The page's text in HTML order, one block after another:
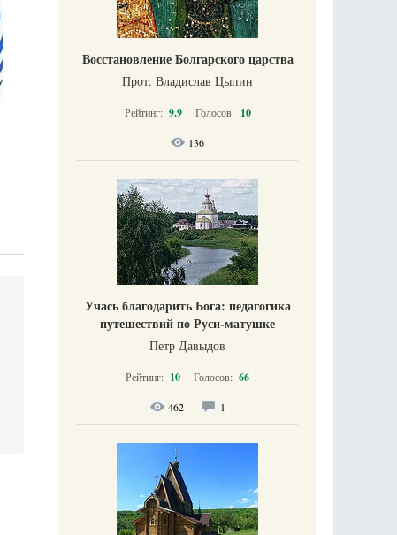
Восстановление Болгарского царства
Прот. Владислав Цыпин
Рейтинг: 9.9 Голосов: 10
136
Учась благодарить Бога: педагогика
путешествий по Руси-матушке
Петр Давыдов
Рейтинг: 10 Голосов: 66
462 1